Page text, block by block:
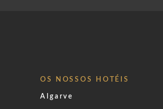
OS NOSSOS HOTÉIS
Algarve